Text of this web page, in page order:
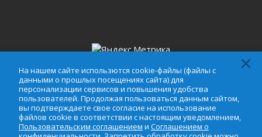
ветеранов СВО стартовал в Выборге
Заблудившегося пенсионера вывели из леса в
Тосненском районе
30 июля 2026
Редкие птенцы козодоя вылупились во
Всеволожском районе Ленобласти
На нашем сайте использются cookie-файлы (файлы с
данными о прошлых посещениях сайта) для
персонализации сервисов и повышения удобства
пользователей. Продолжая пользоваться данным
сайтом, вы подтверждаете свое согласие на
На нашем сайте использются cookie-файлы (файлы с
данными о прошлых посещениях сайта) для
персонализации сервисов и повышения удобства
пользователей. Продолжая пользоваться данным сайтом,
вы подтверждаете свое согласие на использование
файлов cookie в соответствии с настоящим уведомлением,
Пользовательским соглашением и Соглашением о